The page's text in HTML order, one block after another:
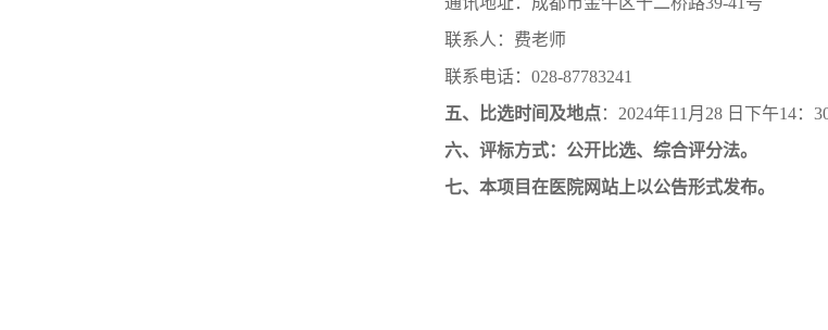
联系人：费老师
联系电话：028-87783241
五、比选时间及地点：2024年11月28 日下午14：
六、评标方式：公开比选、综合评分法。
七、本项目在医院网站上以公告形式发布。